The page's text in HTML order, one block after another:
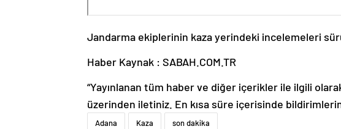
Jandarma ekiplerinin kaza yerindeki incelemeleri
Haber Kaynak : SABAH.COM.TR
“Yayınlanan tüm haber ve diğer içerikler ile ilgili
üzerinden iletiniz. En kısa süre içerisinde
Adana Kaza son dakika